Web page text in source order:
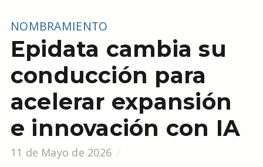
NOMBRAMIENTO
Epidata cambia su
conducción para
acelerar expansión
e innovación con IA
11 de Mayo de 2026